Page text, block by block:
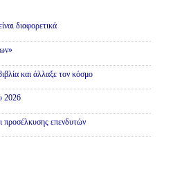
διαφορετικά
και άλλαξε τον κόσμο
2026
επενδυτών